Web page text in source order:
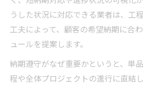
うした状況に対応できる業者は、工
工夫によって、顧客の希望納期に合
ュールを提案します。
納期遵守がなぜ重要かというと、単
程や全体プロジェクトの進行に直結